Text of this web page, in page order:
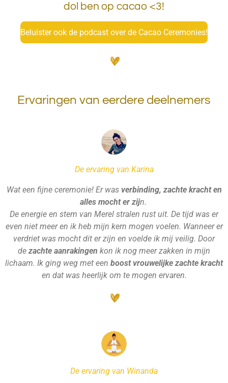
dol ben op cacao <3!
Beluister ook de podcast over de Cacao Ceremonies!
Ervaringen van eerdere deelnemers
De ervaring van Karina
Wat een fijne ceremonie! Er was verbinding, zachte kracht en
alles mocht er zijn.
De energie en stem van Merel stralen rust uit. De tijd was er
even niet meer en ik heb mijn kern mogen voelen. Wanneer er
verdriet was mocht dit er zijn en voelde ik mij veilig. Door
dezachte aanrakingen kon ik nog meer zakken in mijn
lichaam. Ik ging weg met een boost vrouwelijke zachte kracht
en dat was heerlijk om te mogen ervaren.
De ervaring van Winanda